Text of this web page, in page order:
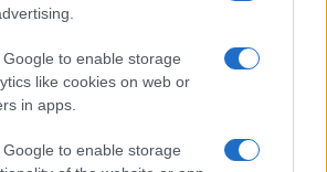
to enable storage
like cookies on web or
in apps.
to enable storage